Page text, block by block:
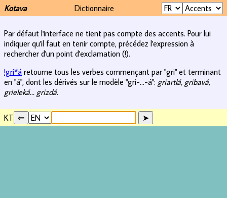
Kotava Dictionnaire
Par défaut l'interface ne tient pas compte des accents. Pour lui
indiquer qu'il faut en tenir compte, précédez l'expression à
rechercher d'un point d'exclamation (!).
!gri*á retourne tous les verbes commençant par "gri" et terminant
en "á", dont les dérivés sur le modèle "gri-...-á": griartlá, gribavá,
grieleká... grizdá.
KT